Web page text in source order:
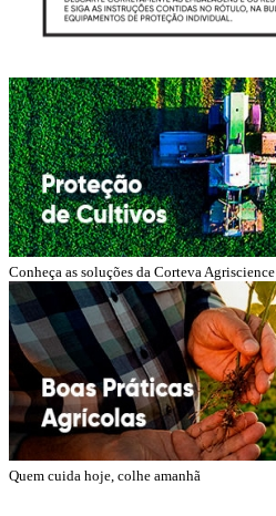
Conheça as soluções da Corteva Agriscience
Quem cuida hoje, colhe amanhã